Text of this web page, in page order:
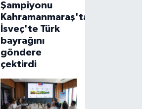
Şampiyonu
Kahramanmaraş'tan!
İsveç'te Türk
bayrağını
göndere
çektirdi